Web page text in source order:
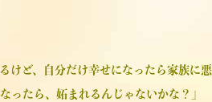
けど、自分だけ幸せになったら家族に悪
ったら、妬まれるんじゃないかな？」